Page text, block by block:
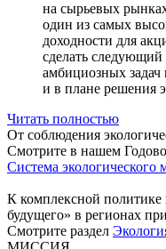
на сырьевых
один из самых
доходности для
сделать
амбициозных задач
и в плане решения
Читать полностью
От соблюдения
Смотрите в нашем
Система экологического
К комплексной политике
будущего» в регионах
Смотрите раздел